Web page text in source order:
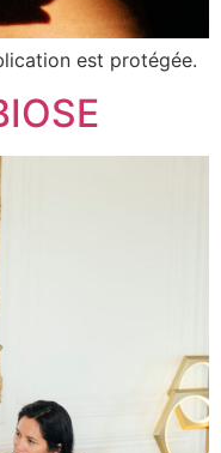
est protégée.